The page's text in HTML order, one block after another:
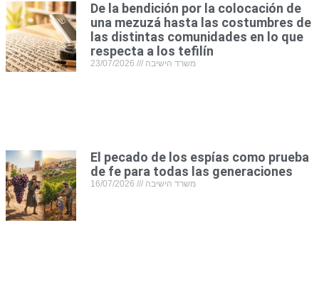
De la bendición por la colocación de
una mezuzá hasta las costumbres de
las distintas comunidades en lo que
respecta a los tefilín
משרד הישיבה 23/07/2026
El pecado de los espías como prueba
de fe para todas las generaciones
משרד הישיבה 16/07/2026